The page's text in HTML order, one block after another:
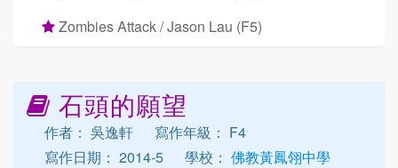
Zombies Attack / Jason Lau (F5)
石頭的願望
作者： 吳逸軒
寫作年級： F4
寫作日期： 2014-5
學校： 佛教黃鳳翎中學